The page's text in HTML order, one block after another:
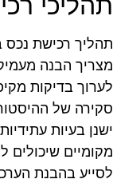
רכישת נכס
הבנה
בדיקות
של
בעיות
שיכולים
בהבנת